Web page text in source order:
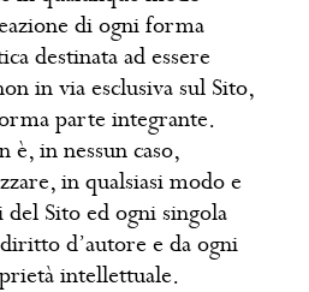
di ogni forma
destinata ad essere
in via esclusiva sul Sito,
parte integrante.
è, in nessun caso,
in qualsiasi modo e
Sito ed ogni singola
d’autore e da ogni
intellettuale.